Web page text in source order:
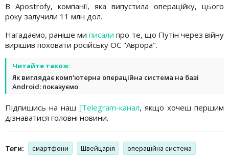
В Apostrofy, компанії, яка випустила операційку, цього
року залучили 11 млн дол.
Нагадаємо, раніше миписали про те, що Путін через війну
вирішив поховати російську ОС "Аврора".
Читайте також:
Як виглядає комп'ютерна операційна система на базі
Android: показуємо
Підпишись на наш ]Telegram-канал, якщо хочеш першим
дізнаватися головні новини.
Теги: смартфони Швейцарія операційна система